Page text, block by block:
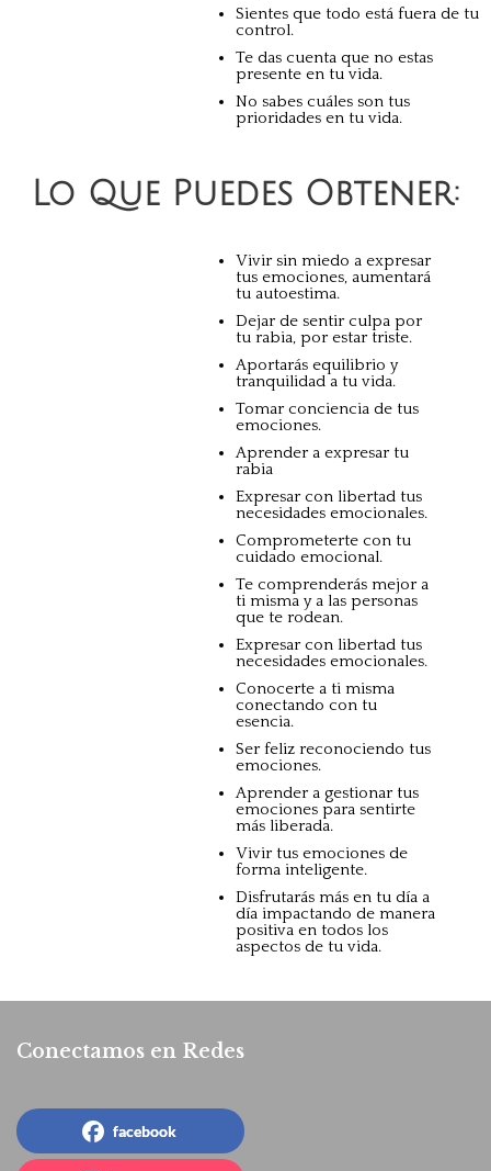
Sientes que todo está fuera de tu
control.
Te das cuenta que no estas
presente en tu vida.
No sabes cuáles son tus
prioridades en tu vida.
Lo Que Puedes Obtener:
Vivir sin miedo a expresar
tus emociones, aumentará
tu autoestima.
Dejar de sentir culpa por
tu rabia, por estar triste.
Aportarás equilibrio y
tranquilidad a tu vida.
Tomar conciencia de tus
emociones.
Aprender a expresar tu
rabia
Expresar con libertad tus
necesidades emocionales.
Comprometerte con tu
cuidado emocional.
Te comprenderás mejor a
ti misma y a las personas
que te rodean.
Expresar con libertad tus
necesidades emocionales.
Conocerte a ti misma
conectando con tu
esencia.
Ser feliz reconociendo tus
emociones.
Aprender a gestionar tus
emociones para sentirte
más liberada.
Vivir tus emociones de
forma inteligente.
Disfrutarás más en tu día a
día impactando de manera
positiva en todos los
aspectos de tu vida.
Conectamos en Redes
facebook